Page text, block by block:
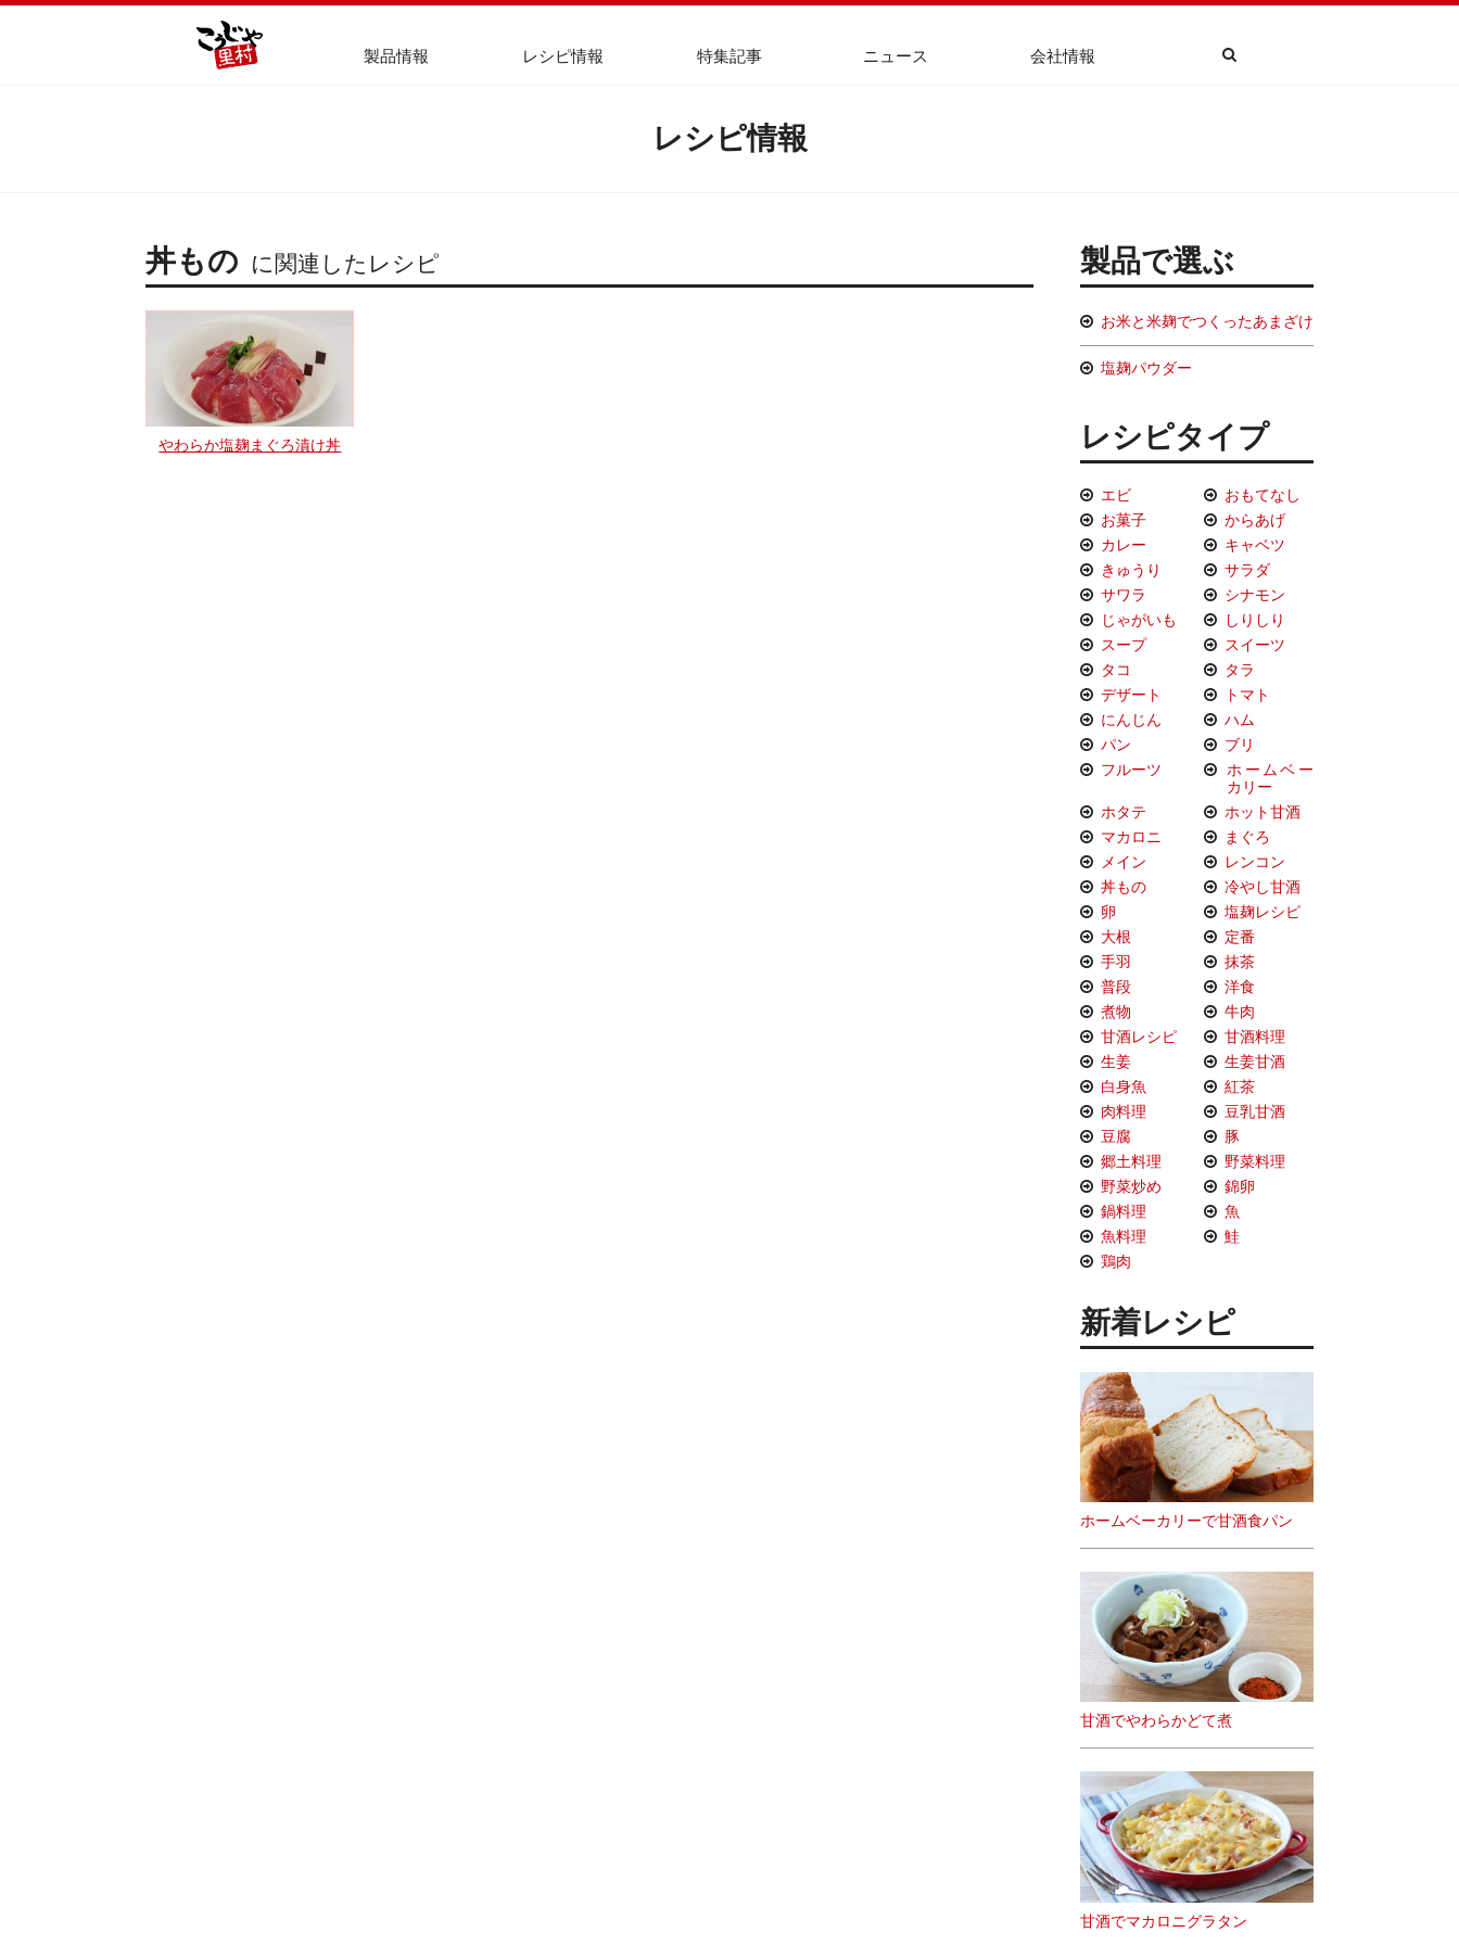
製品情報 レシピ情報 特集記事 ニュース 会社情報
レシピ情報
丼もの に関連したレシピ
やわらか塩麹まぐろ漬け丼
製品で選ぶ
お米と米麹でつくったあまざけ
塩麹パウダー
レシピタイプ
エビ
おもてなし
お菓子
からあげ
カレー
キャベツ
きゅうり
サラダ
サワラ
シナモン
じゃがいも
しりしり
スープ
スイーツ
タコ
タラ
デザート
トマト
にんじん
ハム
パン
ブリ
フルーツ
ホームベー
カリー
ホタテ
ホット甘酒
マカロニ
まぐろ
メイン
レンコン
丼もの
冷やし甘酒
卵
塩麹レシピ
大根
定番
手羽
抹茶
普段
洋食
煮物
牛肉
甘酒レシピ
甘酒料理
生姜
生姜甘酒
白身魚
紅茶
肉料理
豆乳甘酒
豆腐
豚
郷土料理
野菜料理
野菜炒め
錦卵
鍋料理
魚
魚料理
鮭
鶏肉
新着レシピ
ホームベーカリーで甘酒食パン
甘酒でやわらかどて煮
甘酒でマカロニグラタン